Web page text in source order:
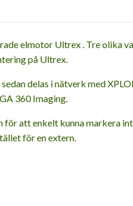
elmotor Ultrex . Tre olika
på Ultrex.
delas i nätverk med
360 Imaging.
att enkelt kunna markera
för en extern.